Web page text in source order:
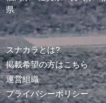
県
スナカラとは?
掲載希望の方はこちら
運営組織
プライバシーポリシー